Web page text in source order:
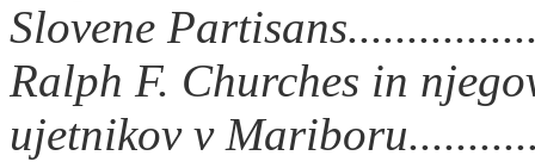
Slovene
Ralph F. Churches in
ujetnikov v